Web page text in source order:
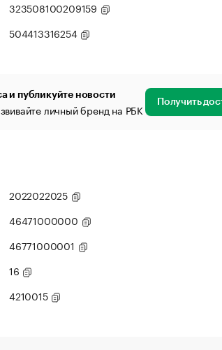
323508100209159
504413316254
и публикуйте новости
личный бренд на РБК Получить
2022022025
46471000000
46771000001
16
4210015